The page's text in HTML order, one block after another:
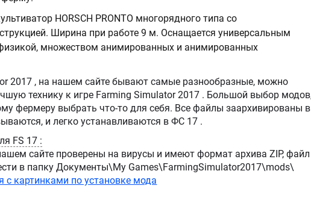
HORSCH PRONTO многорядного типа со
Ширина при работе 9 м. Оснащается универсальным
множеством анимированных и анимированных
можно
к игре Farming Simulator 2017 . Большой выбор модов,
фермеру выбрать что-то для себя. Все файлы заархивированы в
архив, легко распаковываются, и легко устанавливаются в ФС 17 .
Как установить мод для FS 17 :
сайте проверены на вирусы и имеют формат архива ZIP, файл
в папку Документы\My Games\FarmingSimulator2017\mods\
с картинками по установке мода